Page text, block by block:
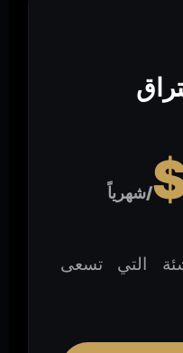
/شهرياً
التي تسعى